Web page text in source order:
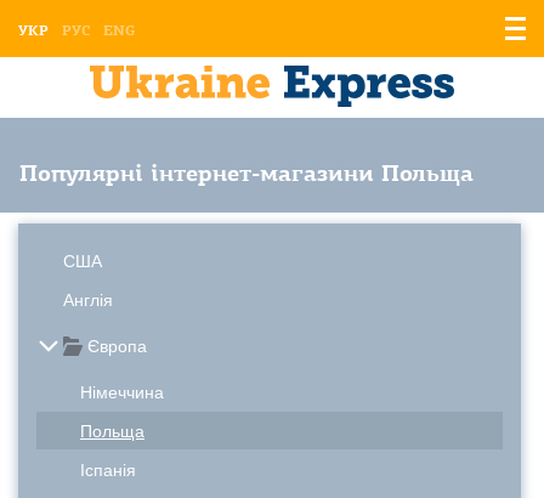
УКР РУС ENG
Популярні інтернет-магазини Польща
США
Англія
Європа
Німеччина
Польща
Іспанія